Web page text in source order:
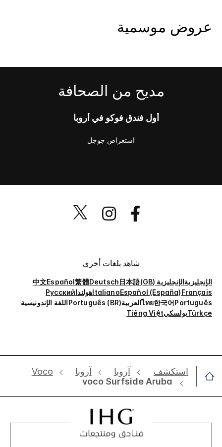
عروض موسمية
مديح من الصحافة
أول فندق فوكو في أروبا
استعراض جوجل
شاهد بلغات أخرى
الإنجليزيةالإنجليزية (GB) 日本語
Deutsch
繁體
Español
中文
Français
Español (España)
ItalianoهولنداРусский
Português
한국어
ไทยالعربيةPortuguês (BR)اللغة الإندونيسية
TürkçeبولسكيTiếng Việt
استكشف ‫‫آروبا‬‬ ‫‫آروبا‬‬
Voco
voco Surfside Aruba